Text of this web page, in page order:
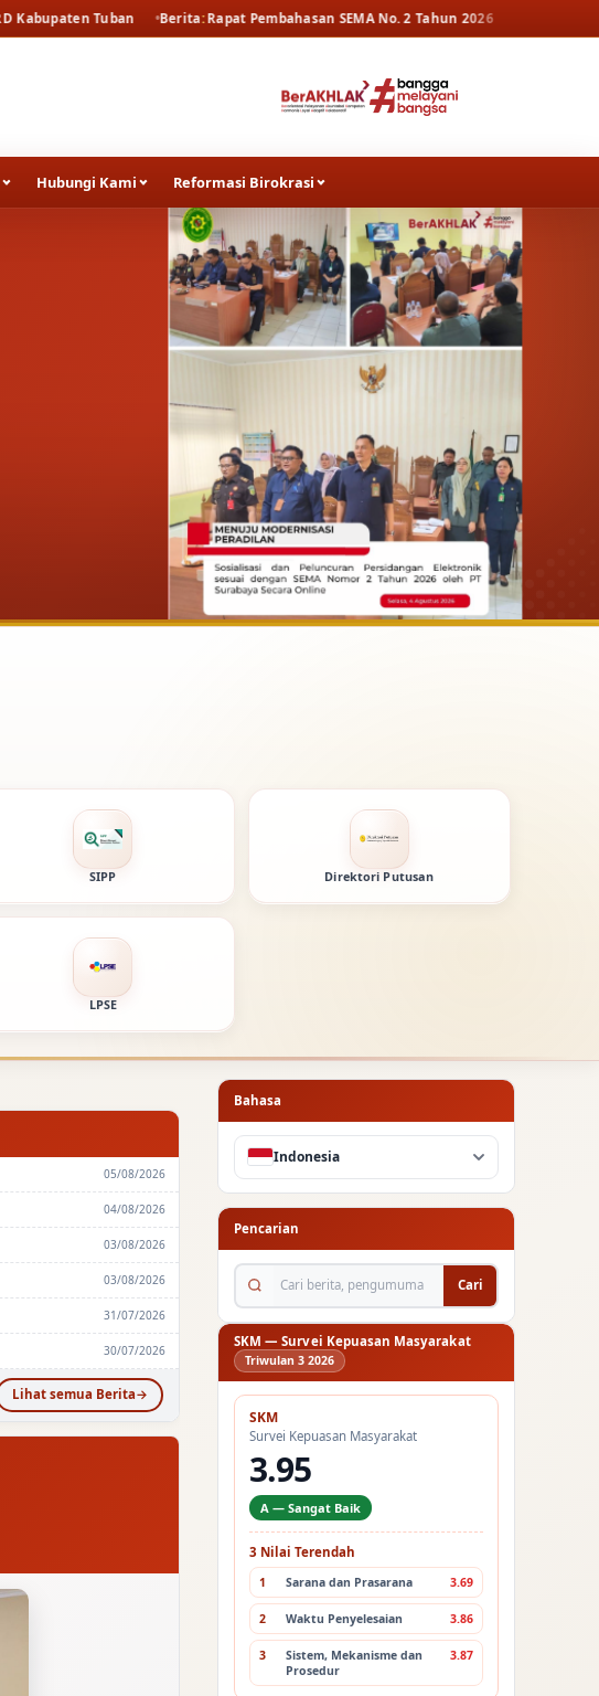
Berita Rapat Pembahasan SEMA No. 2 Tahun 2026 Berita Pekan Olahraga
Hubungi Kami Reformasi Birokrasi
SIPP Direktori Putusan
LPSE
05/08/2026
04/08/2026
03/08/2026
03/08/2026
31/07/2026
30/07/2026
Lihat semua Berita
Bahasa
Indonesia
Pencarian
Cari berita, pengumuman...
Cari
SKM — Survei Kepuasan Masyarakat
Triwulan 3 2026
SKM
Survei Kepuasan Masyarakat
3.95
A — Sangat Baik
3 Nilai Terendah
1 Sarana dan Prasarana 3.69
2 Waktu Penyelesaian 3.86
3
Sistem, Mekanisme dan
Prosedur
3.87